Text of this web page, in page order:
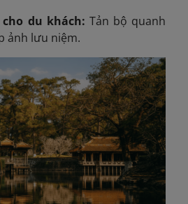
du khách: Tản bộ quanh
ảnh lưu niệm.